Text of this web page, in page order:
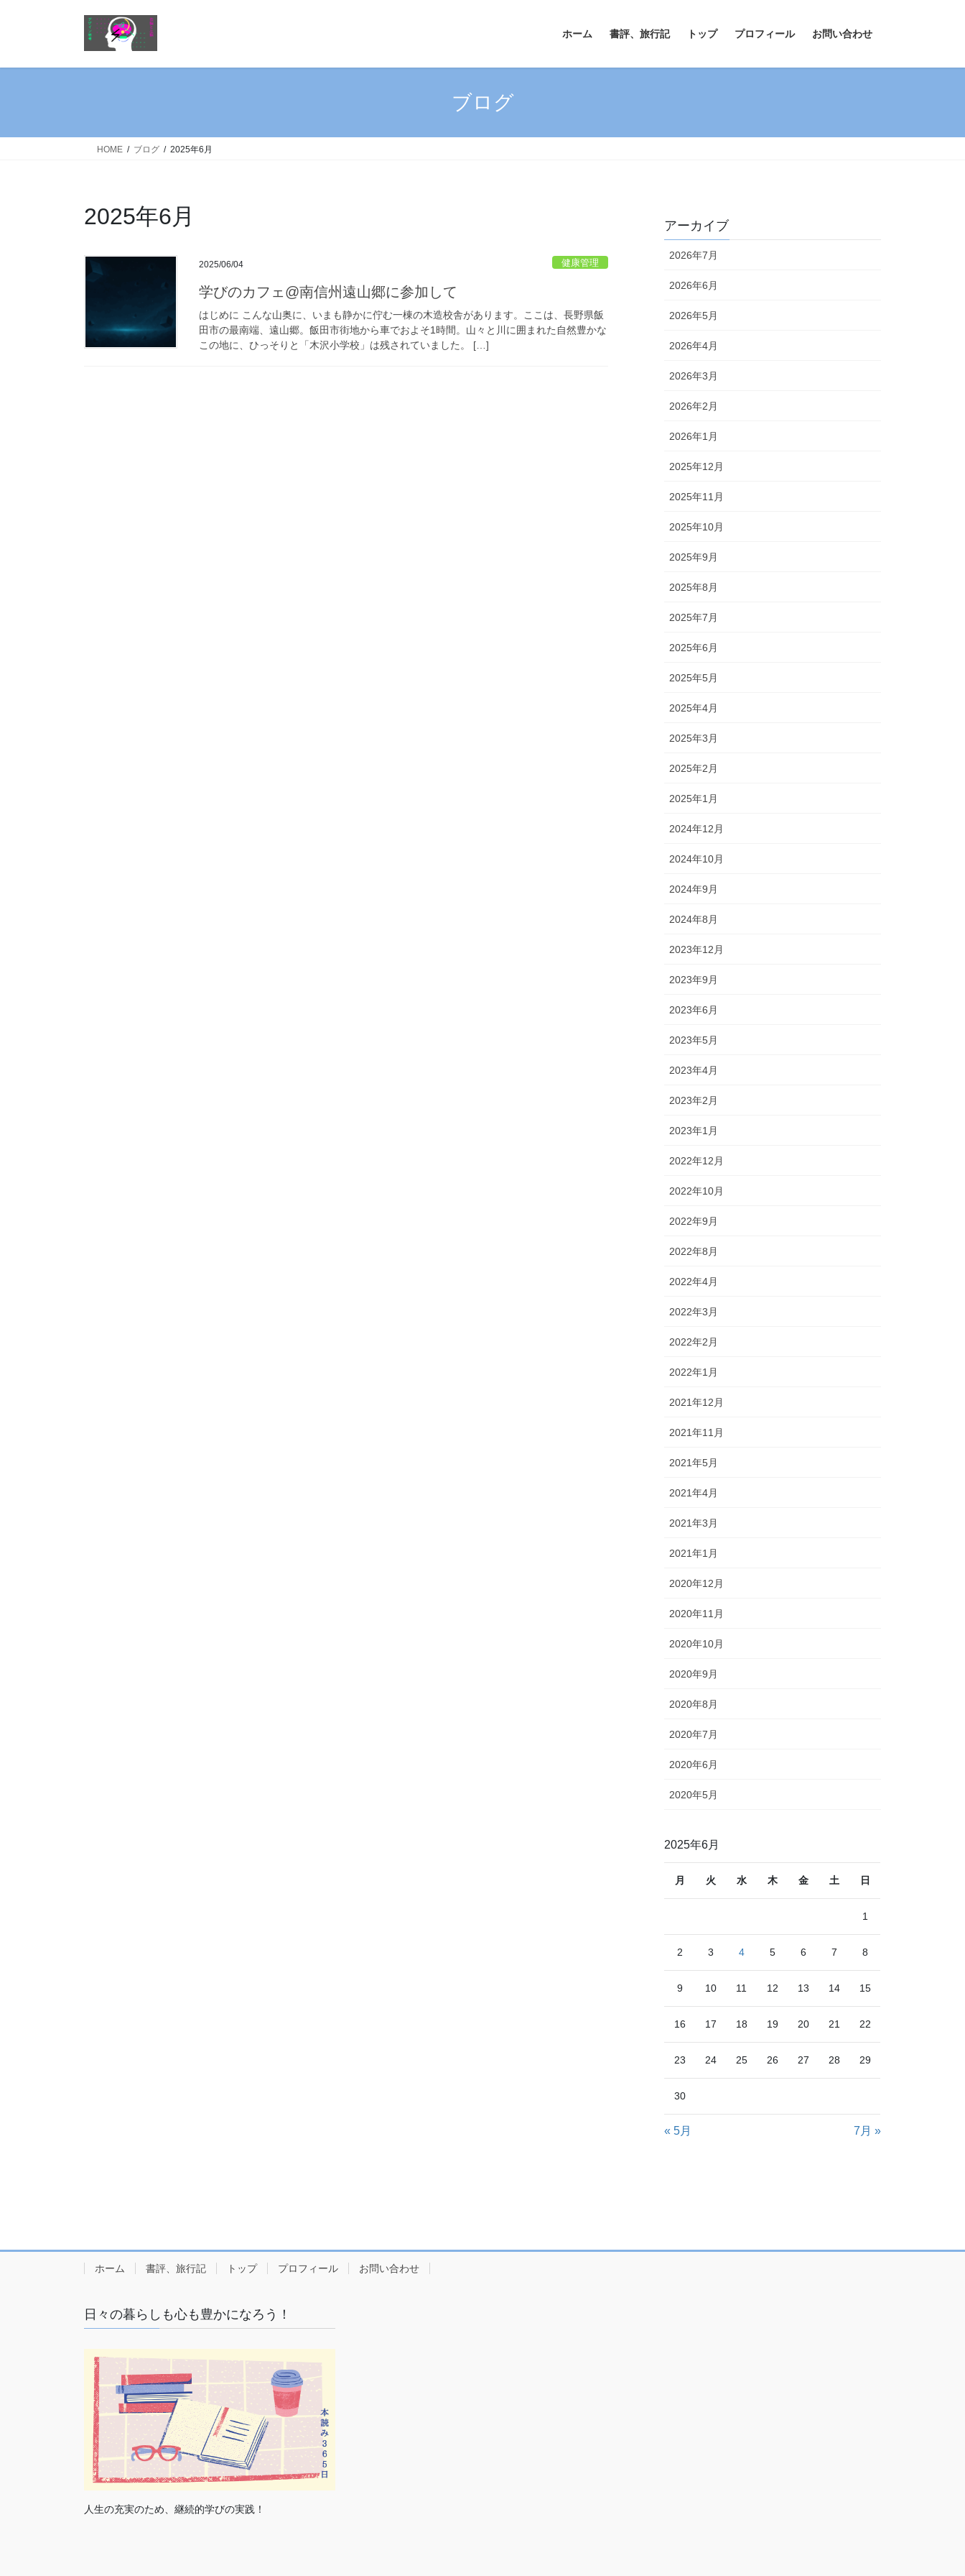
ホーム 書評、旅行記 トップ プロフィール お問い合わせ
ブログ
HOME ブログ 2025年6月
2025年6月
2025/06/04 健康管理
学びのカフェ@南信州遠山郷に参加して
はじめに こんな山奥に、いまも静かに佇む一棟の木造校舎があります。ここは、長野県飯
田市の最南端、遠山郷。飯田市街地から車でおよそ1時間。山々と川に囲まれた自然豊かな
この地に、ひっそりと「木沢小学校」は残されていました。 […]
アーカイブ
2026年7月
2026年6月
2026年5月
2026年4月
2026年3月
2026年2月
2026年1月
2025年12月
2025年11月
2025年10月
2025年9月
2025年8月
2025年7月
2025年6月
2025年5月
2025年4月
2025年3月
2025年2月
2025年1月
2024年12月
2024年10月
2024年9月
2024年8月
2023年12月
2023年9月
2023年6月
2023年5月
2023年4月
2023年2月
2023年1月
2022年12月
2022年10月
2022年9月
2022年8月
2022年4月
2022年3月
2022年2月
2022年1月
2021年12月
2021年11月
2021年5月
2021年4月
2021年3月
2021年1月
2020年12月
2020年11月
2020年10月
2020年9月
2020年8月
2020年7月
2020年6月
2020年5月
2025年6月
月 火 水 木 金 土 日
1
2 3 4 5 6 7 8
9 10 11 12 13 14 15
16 17 18 19 20 21 22
23 24 25 26 27 28 29
30
« 5月 7月 »
ホーム 書評、旅行記 トップ プロフィール お問い合わせ
日々の暮らしも心も豊かになろう！
人生の充実のため、継続的学びの実践！